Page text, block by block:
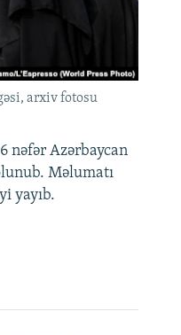
arxiv fotosu
nəfər Azərbaycan
Məlumatı
yayıb.